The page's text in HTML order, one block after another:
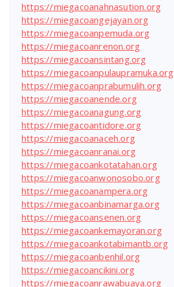
https://miegacoanahnasution.org
https://miegacoangejayan.org
https://miegacoanpemuda.org
https://miegacoanrenon.org
https://miegacoansintang.org
https://miegacoanpulaupramuka.org
https://miegacoanprabumulih.org
https://miegacoanende.org
https://miegacoanagung.org
https://miegacoantidore.org
https://miegacoanaceh.org
https://miegacoanranai.org
https://miegacoankotatahan.org
https://miegacoanwonosobo.org
https://miegacoanampera.org
https://miegacoanbinamarga.org
https://miegacoansenen.org
https://miegacoankemayoran.org
https://miegacoankotabimantb.org
https://miegacoanbenhil.org
https://miegacoancikini.org
https://miegacoanrawabuaya.org